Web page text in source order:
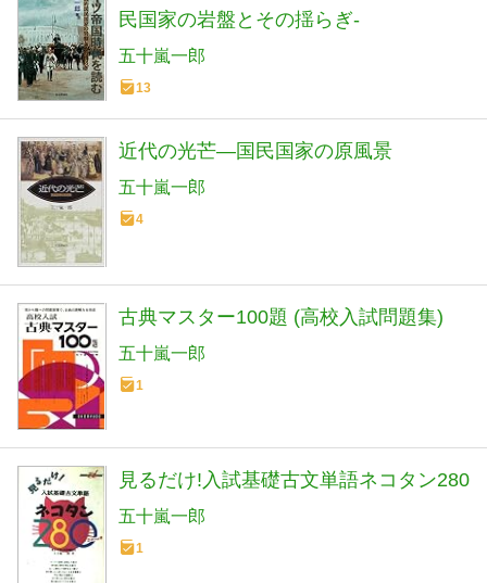
民国家の岩盤とその揺らぎ-
五十嵐一郎
13
近代の光芒―国民国家の原風景
五十嵐一郎
4
古典マスター100題 (高校入試問題集)
五十嵐一郎
1
見るだけ!入試基礎古文単語ネコタン280
五十嵐一郎
1